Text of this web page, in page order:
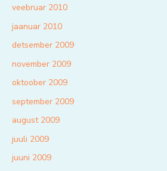
veebruar 2010
jaanuar 2010
detsember 2009
november 2009
oktoober 2009
september 2009
august 2009
juuli 2009
juuni 2009